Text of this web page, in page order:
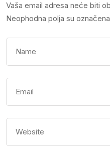
Vaša email adresa neće biti
Neophodna polja su